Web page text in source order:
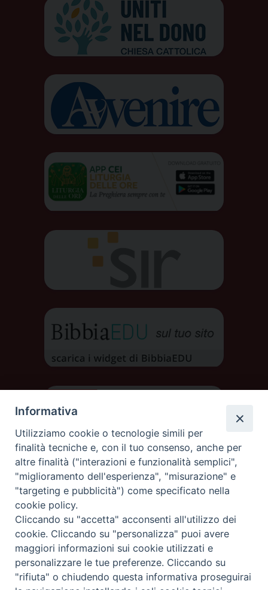
DIOCESI DI AOSTA
DIOCÈSE D'AOSTE
Rue Mgr de Sales 3/A 11100 Aosta
tel. 0165.238515 | fax: 0165.238517
Informativa
Utilizziamo cookie o tecnologie simili per
finalità tecniche e, con il tuo consenso, anche per
altre finalità ("interazioni e funzionalità semplici",
"miglioramento dell'esperienza", "misurazione" e
"targeting e pubblicità") come specificato nella
cookie policy.
Cliccando su "accetta" acconsenti all'utilizzo dei
cookie. Cliccando su "personalizza" puoi avere
maggiori informazioni sui cookie utilizzati e
personalizzare le tue preferenze. Cliccando su
"rifiuta" o chiudendo questa informativa proseguirai